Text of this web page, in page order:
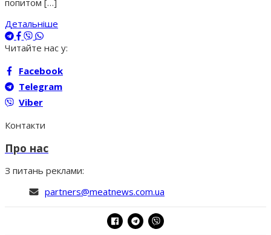
попитом […]
Детальніше
Читайте нас у:
Facebook
Telegram
Viber
Контакти
Про нас
З питань реклами:
partners@meatnews.com.ua